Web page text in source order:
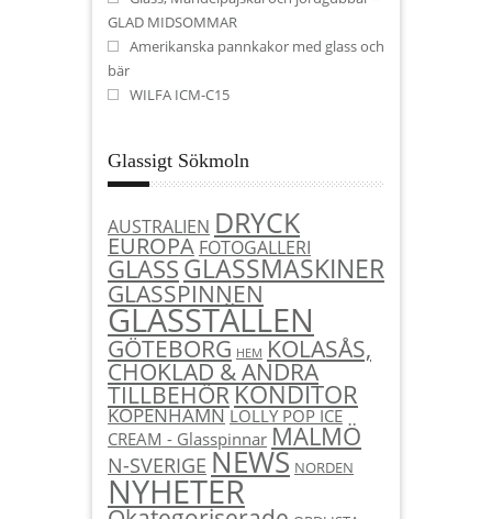
GLAD MIDSOMMAR
Amerikanska pannkakor med glass och
bär
WILFA ICM-C15
Glassigt Sökmoln
AUSTRALIEN DRYCK
EUROPA FOTOGALLERI
GLASSGLASSMASKINER
GLASSPINNEN
GLASSTÄLLEN
GÖTEBORG HEM KOLASÅS,
CHOKLAD & ANDRA
TILLBEHÖRKONDITOR
KÖPENHAMN LOLLY POP ICE
CREAM - Glasspinnar MALMÖ
N-SVERIGE NEWS NORDEN
NYHETER